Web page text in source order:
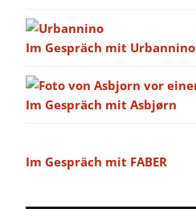
Im Gespräch mit Urbannino
Im Gespräch mit Asbjørn
Im Gespräch mit FABER